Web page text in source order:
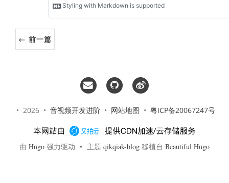
← 前一篇
• 2026 • 音视频开发进阶• 网站地图 • 粤ICP备20067247号
由 Hugo 强力驱动 • 主题 qikqiak-blog 移植自 Beautiful Hugo